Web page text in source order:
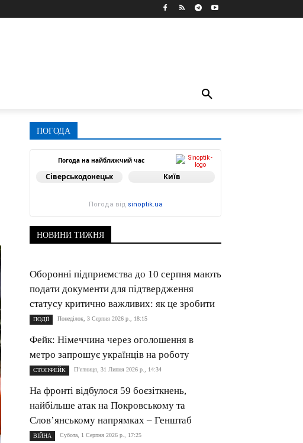
ПОГОДА
Погода на найближчий час
Сіверськодонецьк Київ
Погода від sinoptik.ua
НОВИНИ ТИЖНЯ
Оборонні підприємства до 10 серпня мають
подати документи для підтвердження
статусу критично важливих: як це зробити
ПОДІЇ Понеділок, 3 Серпня 2026 р., 18:15
Фейк: Німеччина через оголошення в
метро запрошує українців на роботу
СТОПФЕЙК П’ятниця, 31 Липня 2026 р., 14:34
На фронті відбулося 59 боєзіткнень,
найбільше атак на Покровському та
Слов’янському напрямках – Генштаб
ВІЙНА Субота, 1 Серпня 2026 р., 17:25